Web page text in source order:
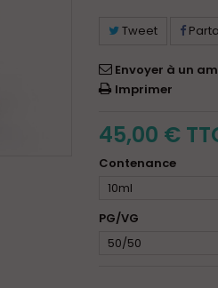
Tweet
Envoyer à un
Imprimer
45,00 €
Contenance
10ml
PG/VG
50/50